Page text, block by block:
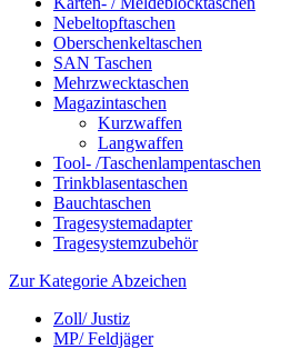
Nebeltopftaschen
Oberschenkeltaschen
SAN Taschen
Mehrzwecktaschen
Magazintaschen
Kurzwaffen
Langwaffen
Tool- /Taschenlampentaschen
Trinkblasentaschen
Bauchtaschen
Tragesystemadapter
Tragesystemzubehör
Zur Kategorie Abzeichen
Zoll/ Justiz
MP/ Feldjäger